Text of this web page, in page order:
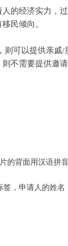
的经济实力，
民倾向。
则可以提供亲戚
不需要提供邀
的背面用汉语拼
，申请人的姓